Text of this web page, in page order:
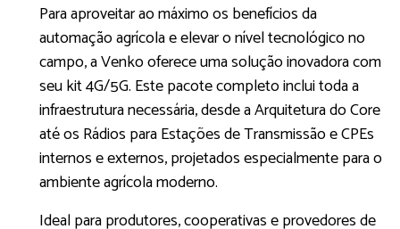
Para aproveitar ao máximo os benefícios da
automação agrícola e elevar o nível tecnológico no
campo, a Venko oferece uma solução inovadora com
seu kit 4G/5G. Este pacote completo inclui toda a
infraestrutura necessária, desde a Arquitetura do Core
até os Rádios para Estações de Transmissão e CPEs
internos e externos, projetados especialmente para o
ambiente agrícola moderno.
Ideal para produtores, cooperativas e provedores de